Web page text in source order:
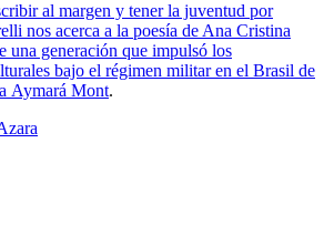
al margen y tener la juventud por
nos acerca a la poesía de Ana Cristina
una generación que impulsó los
bajo el régimen militar en el Brasil de
Aymará Mont.